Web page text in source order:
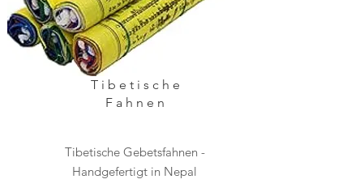
Tibetische
Fahnen
Tibetische Gebetsfahnen -
Handgefertigt in Nepal